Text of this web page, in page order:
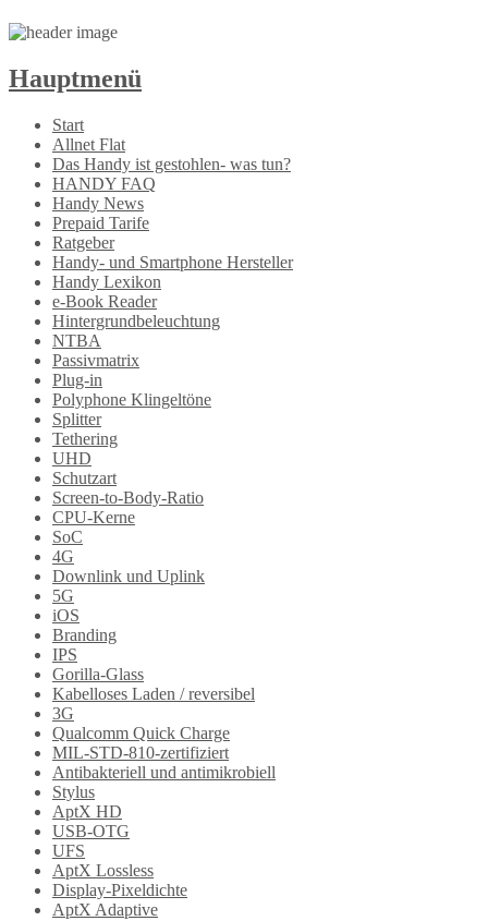
Hauptmenü
Zum
Inhalt
springen
Start
Allnet Flat
Das Handy ist gestohlen- was tun?
HANDY FAQ
Handy News
Prepaid Tarife
Ratgeber
Handy- und Smartphone Hersteller
Handy Lexikon
e-Book Reader
Hintergrundbeleuchtung
NTBA
Passivmatrix
Plug-in
Polyphone Klingeltöne
Splitter
Tethering
UHD
Schutzart
Screen-to-Body-Ratio
CPU-Kerne
SoC
4G
Downlink und Uplink
5G
iOS
Branding
IPS
Gorilla-Glass
Kabelloses Laden / reversibel
3G
Qualcomm Quick Charge
MIL-STD-810-zertifiziert
Antibakteriell und antimikrobiell
Stylus
AptX HD
USB-OTG
UFS
AptX Lossless
Display-Pixeldichte
AptX Adaptive